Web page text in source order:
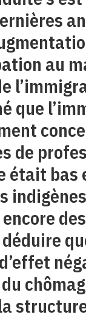
au
que
de
était bas
indigènes